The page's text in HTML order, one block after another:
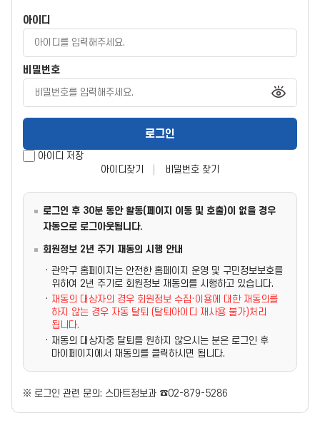
아이디
비밀번호
아이디 저장
아이디찾기
비밀번호 찾기
로그인 후 30분 동안 활동(페이지 이동 및 호출)이 없을 경우
자동으로 로그아웃됩니다.
회원정보 2년 주기 재동의 시행 안내
· 관악구 홈페이지는 안전한 홈페이지 운영 및 구민정보보호를
위하여 2년 주기로 회원정보 재동의를 시행하고 있습니다.
· 재동의 대상자의 경우 회원정보 수집·이용에 대한 재동의를
하지 않는 경우 자동 탈퇴 (탈퇴아이디 재사용 불가)처리
됩니다.
· 재동의 대상자중 탈퇴를 원하지 않으시는 분은 로그인 후
마이페이지에서 재동의를 클릭하시면 됩니다.
※ 로그인 관련 문의: 스마트정보과 ☎02-879-5286